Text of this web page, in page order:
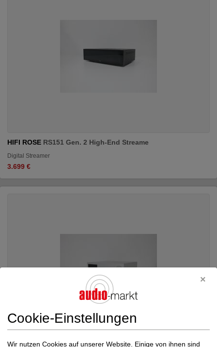
HIFI ROSE RS151 Gen. 2 High-End Streame
Digital Streamer
3.699 €
Cookie-Einstellungen
Wir nutzen Cookies auf unserer Website. Einige von ihnen sind